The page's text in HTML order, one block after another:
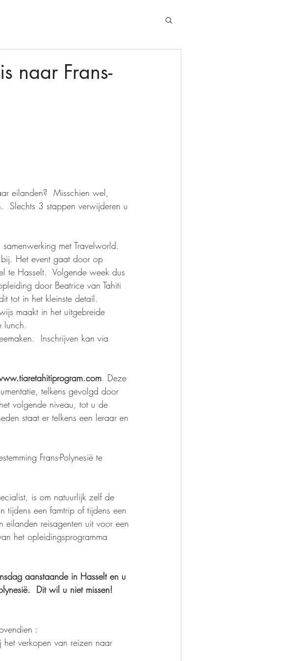
naar Frans-
eilanden?  Misschien wel,
Slechts 3 stappen verwijderen u
met Travelworld.
Het event gaat door op
te Hasselt.  Volgende week dus
door Beatrice van Tahiti
tot in het kleinste detail.
maakt in het uitgebreide
lunch.
Inschrijven kan via
. Deze
telkens gevolgd door
volgende niveau, tot u de
staat er telkens een leraar en
Frans-Polynesië te
is om natuurlijk zelf de
tijdens een famtrip of tijdens een
eilanden reisagenten uit voor een
het opleidingsprogramma
aanstaande in Hasselt en u
Dit wil u niet missen!
:
verkopen van reizen naar